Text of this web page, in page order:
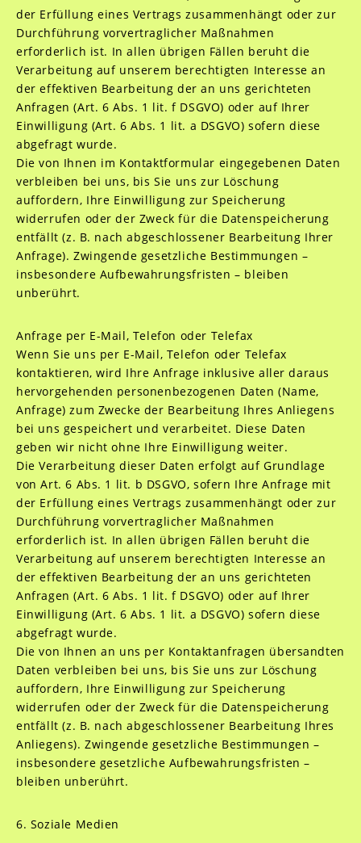
der Erfüllung eines Vertrags zusammenhängt oder zur
Durchführung vorvertraglicher Maßnahmen
erforderlich ist. In allen übrigen Fällen beruht die
Verarbeitung auf unserem berechtigten Interesse an
der effektiven Bearbeitung der an uns gerichteten
Anfragen (Art. 6 Abs. 1 lit. f DSGVO) oder auf Ihrer
Einwilligung (Art. 6 Abs. 1 lit. a DSGVO) sofern diese
abgefragt wurde.
Die von Ihnen im Kontaktformular eingegebenen Daten
verbleiben bei uns, bis Sie uns zur Löschung
auffordern, Ihre Einwilligung zur Speicherung
widerrufen oder der Zweck für die Datenspeicherung
entfällt (z. B. nach abgeschlossener Bearbeitung Ihrer
Anfrage). Zwingende gesetzliche Bestimmungen –
insbesondere Aufbewahrungsfristen – bleiben
unberührt.
Anfrage per E-Mail, Telefon oder Telefax
Wenn Sie uns per E-Mail, Telefon oder Telefax
kontaktieren, wird Ihre Anfrage inklusive aller daraus
hervorgehenden personenbezogenen Daten (Name,
Anfrage) zum Zwecke der Bearbeitung Ihres Anliegens
bei uns gespeichert und verarbeitet. Diese Daten
geben wir nicht ohne Ihre Einwilligung weiter.
Die Verarbeitung dieser Daten erfolgt auf Grundlage
von Art. 6 Abs. 1 lit. b DSGVO, sofern Ihre Anfrage mit
der Erfüllung eines Vertrags zusammenhängt oder zur
Durchführung vorvertraglicher Maßnahmen
erforderlich ist. In allen übrigen Fällen beruht die
Verarbeitung auf unserem berechtigten Interesse an
der effektiven Bearbeitung der an uns gerichteten
Anfragen (Art. 6 Abs. 1 lit. f DSGVO) oder auf Ihrer
Einwilligung (Art. 6 Abs. 1 lit. a DSGVO) sofern diese
abgefragt wurde.
Die von Ihnen an uns per Kontaktanfragen übersandten
Daten verbleiben bei uns, bis Sie uns zur Löschung
auffordern, Ihre Einwilligung zur Speicherung
widerrufen oder der Zweck für die Datenspeicherung
entfällt (z. B. nach abgeschlossener Bearbeitung Ihres
Anliegens). Zwingende gesetzliche Bestimmungen –
insbesondere gesetzliche Aufbewahrungsfristen –
bleiben unberührt.
6. Soziale Medien